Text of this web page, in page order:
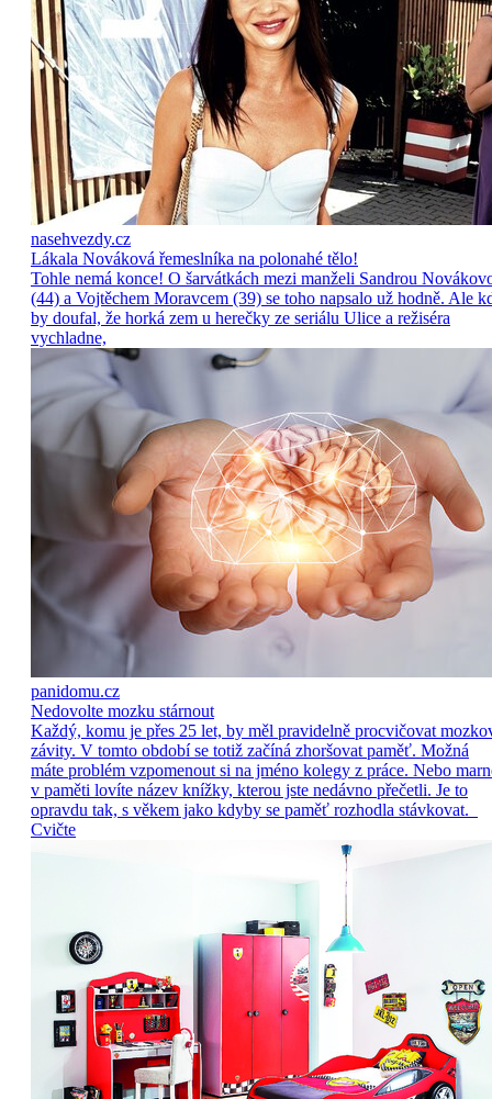
nasehvezdy.cz
Lákala Nováková řemeslníka na polonahé tělo!
Tohle nemá konce! O šarvátkách mezi manželi Sandrou
(44) a Vojtěchem Moravcem (39) se toho napsalo už hodně. Ale
by doufal, že horká zem u herečky ze seriálu Ulice a režiséra
vychladne,
panidomu.cz
Nedovolte mozku stárnout
Každý, komu je přes 25 let, by měl pravidelně procvičovat
závity. V tomto období se totiž začíná zhoršovat paměť. Možná
máte problém vzpomenout si na jméno kolegy z práce. Nebo
v paměti lovíte název knížky, kterou jste nedávno přečetli. Je to
opravdu tak, s věkem jako kdyby se paměť rozhodla stávkovat.
Cvičte